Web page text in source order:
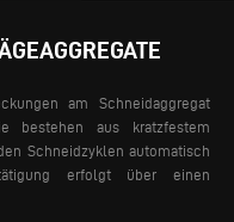
am Schneidaggregat
bestehen aus kratzfestem
Schneidzyklen automatisch
erfolgt über einen